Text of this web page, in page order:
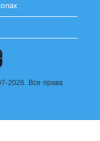
2026. Все права